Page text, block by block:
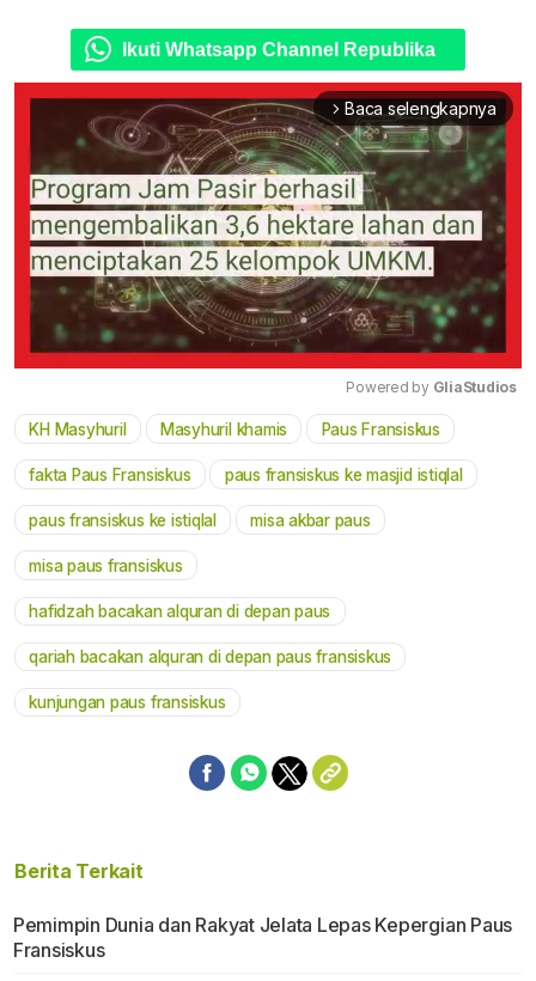
Ikuti Whatsapp Channel Republika
arrow_forward_ios Baca selengkapnya
Mute
Powered by GliaStudios
KH Masyhuril Masyhuril khamis Paus Fransiskus
fakta Paus Fransiskus paus fransiskus ke masjid istiqlal
paus fransiskus ke istiqlal misa akbar paus
misa paus fransiskus
hafidzah bacakan alquran di depan paus
qariah bacakan alquran di depan paus fransiskus
kunjungan paus fransiskus
Berita Terkait
Pemimpin Dunia dan Rakyat Jelata Lepas Kepergian Paus
Fransiskus